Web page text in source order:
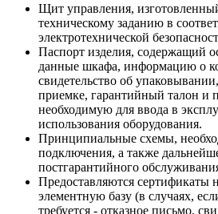
Щит управления,
техническому заданию в
электротехнической
Паспорт изделия, содержащий
данные шкафа, информацию о
свидетельство об
приемке, гарантийный талон
необходимую для ввода в
использования оборудования.
Принципиальные схемы,
подключения, а также
постгарантийного
Предоставляются сертификаты
элементную базу (в случаях,
требуется - отказное письмо,